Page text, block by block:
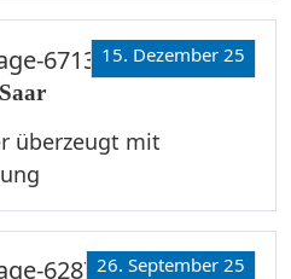
15. Dezember 25
überzeugt mit
26. September 25